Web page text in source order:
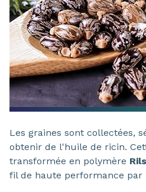
Les graines sont collectées,
obtenir de l'huile de ricin.
transformée en polymère
fil de haute performance par